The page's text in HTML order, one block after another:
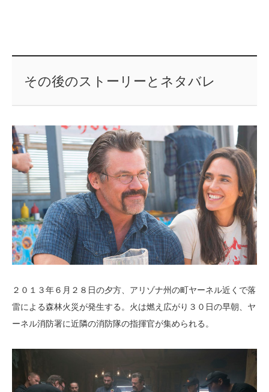
その後のストーリーとネタバレ
２０１３年６月２８日の夕方、アリゾナ州の町ヤーネル近くで落
雷による森林火災が発生する。火は燃え広がり３０日の早朝、ヤ
ーネル消防署に近隣の消防隊の指揮官が集められる。